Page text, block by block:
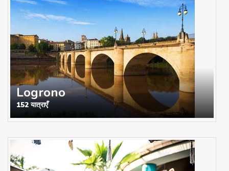
Logrono
152 यात्राएँ